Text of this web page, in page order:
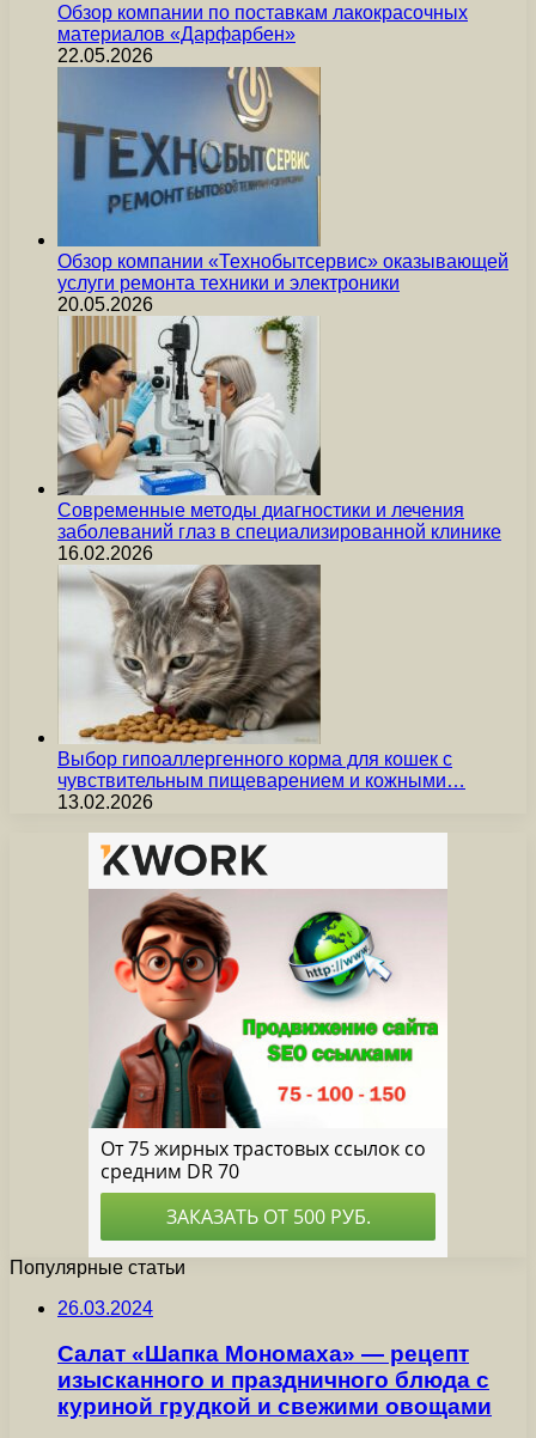
Обзор компании по поставкам лакокрасочных
материалов «Дарфарбен»
22.05.2026
Обзор компании «Технобытсервис» оказывающей
услуги ремонта техники и электроники
20.05.2026
Современные методы диагностики и лечения
заболеваний глаз в специализированной клинике
16.02.2026
Выбор гипоаллергенного корма для кошек с
чувствительным пищеварением и кожными…
13.02.2026
Популярные статьи
26.03.2024
Салат «Шапка Мономаха» — рецепт
изысканного и праздничного блюда с
куриной грудкой и свежими овощами